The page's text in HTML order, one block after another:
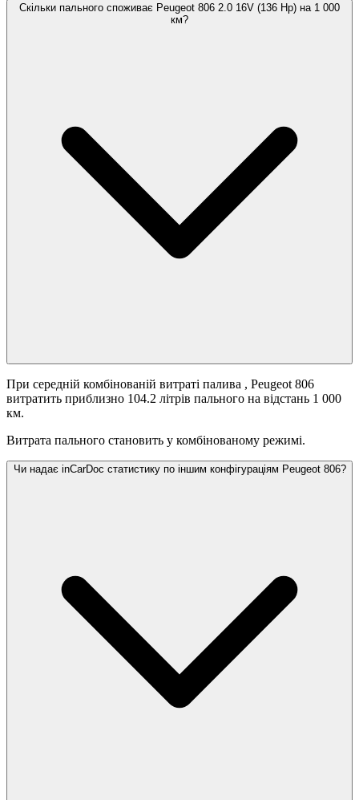
Скільки пального споживає Peugeot 806 2.0 16V (136 Hp) на 1 000
км?
При середній комбінованій витраті палива , Peugeot 806
витратить приблизно 104.2 літрів пального на відстань 1 000
км.
Витрата пального становить у комбінованому режимі.
Чи надає inCarDoc статистику по іншим конфігураціям Peugeot 806?